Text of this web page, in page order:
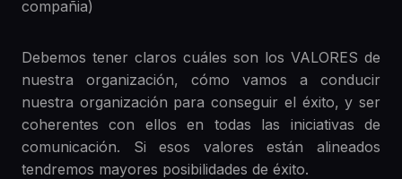
compañia)
Debemos tener claros cuáles son los VALORES de
nuestra organización, cómo vamos a conducir
nuestra organización para conseguir el éxito, y ser
coherentes con ellos en todas las iniciativas de
comunicación. Si esos valores están alineados
tendremos mayores posibilidades de éxito.